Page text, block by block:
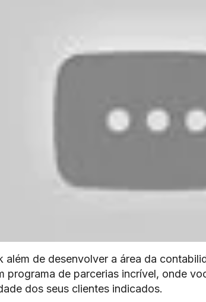
além de desenvolver a área da
programa de parcerias incrível, onde
dos seus clientes indicados.